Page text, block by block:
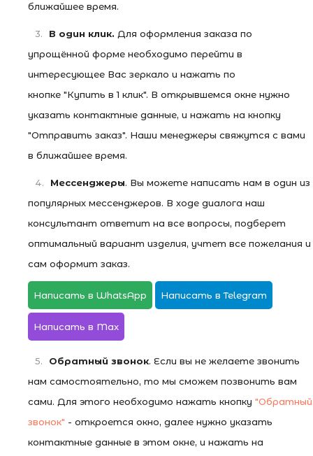
ближайшее время.
В один клик. Для оформления заказа по
упрощённой форме необходимо перейти в
интересующее Вас зеркало и нажать по
кнопке "Купить в 1 клик". В открывшемся окне нужно
указать контактные данные, и нажать на кнопку
"Отправить заказ". Наши менеджеры свяжутся с вами
в ближайшее время.
Мессенджеры. Вы можете написать нам в один из
популярных мессенджеров. В ходе диалога наш
консультант ответит на все вопросы, подберет
оптимальный вариант изделия, учтет все пожелания и
сам оформит заказ.
Написать в WhatsApp Написать в Telegram
Написать в Max
Обратный звонок. Если вы не желаете звонить
нам самостоятельно, то мы сможем позвонить вам
сами. Для этого необходимо нажать кнопку "Обратный
звонок" - откроется окно, далее нужно указать
контактные данные в этом окне, и нажать на